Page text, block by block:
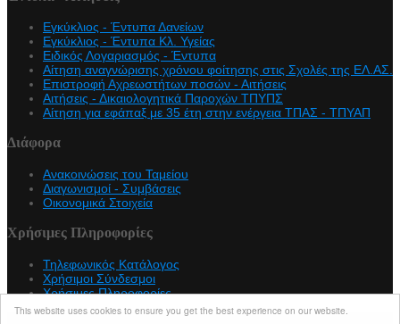
This website uses cookies to ensure you get the best experience on our website.
Εγκύκλιος - Έντυπα Δανείων
Εγκύκλιος - Έντυπα Κλ. Υγείας
Eιδικός Λογαριασμός - Έντυπα
Αίτηση αναγνώρισης χρόνου φοίτησης στις Σχολές της ΕΛ.ΑΣ.
Επιστροφή Αχρεωστήτων ποσών - Αιτήσεις
Αιτήσεις - Δικαιολογητικά Παροχών ΤΠΥΠΣ
Αίτηση για εφάπαξ με 35 έτη στην ενέργεια ΤΠΑΣ - ΤΠΥΑΠ
Διάφορα
Ανακοινώσεις του Ταμείου
Διαγωνισμοί - Συμβάσεις
Οικονομικά Στοιχεία
Χρήσιμες Πληροφορίες
Τηλεφωνικός Κατάλογος
Χρήσιμοι Σύνδεσμοι
Χρήσιμες Πληροφορίες
Copyright © 2026 teapasa.gr. All Rights Reserved.